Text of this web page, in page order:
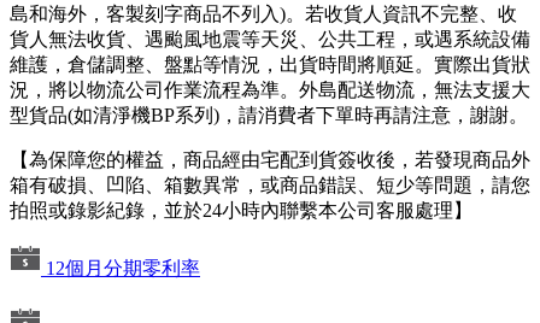
島和海外，客製刻字商品不列入)。若收貨人資訊不完整、收
貨人無法收貨、遇颱風地震等天災、公共工程，或遇系統設備
維護，倉儲調整、盤點等情況，出貨時間將順延。實際出貨狀
況，將以物流公司作業流程為準。外島配送物流，無法支援大
型貨品(如清淨機BP系列)，請消費者下單時再請注意，謝謝。
【為保障您的權益，商品經由宅配到貨簽收後，若發現商品外
箱有破損、凹陷、箱數異常，或商品錯誤、短少等問題，請您
拍照或錄影紀錄，並於24小時內聯繫本公司客服處理】
12個月分期零利率